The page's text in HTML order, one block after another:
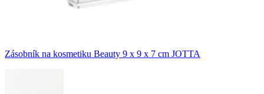
Zásobník na kosmetiku Beauty 9 x 9 x 7 cm JOTTA